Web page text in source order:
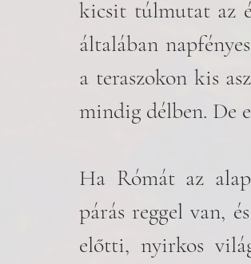
kicsit túlmutat az
általában
a teraszokon kis
mindig délben. De
Ha Rómát az
párás reggel van,
előtti, nyirkos